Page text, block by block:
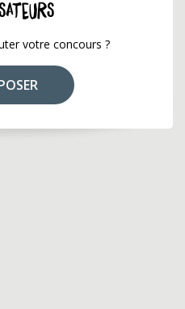
votre concours ?